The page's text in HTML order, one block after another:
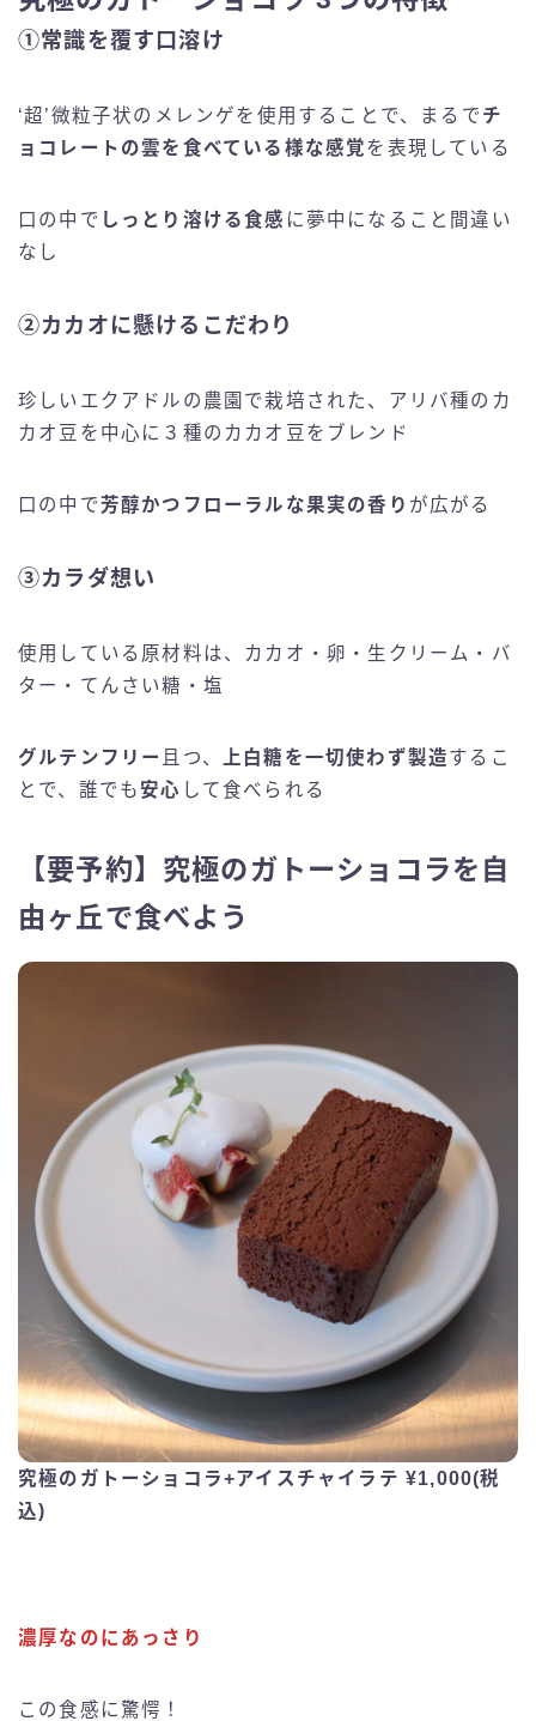
①常識を覆す口溶け
‘超’微粒子状のメレンゲを使用することで、まるで チ
ョコレートの雲を食べている様な感覚を表現している
口の中で しっとり溶ける食感 に夢中になること間違い
なし
②カカオに懸けるこだわり
珍しいエクアドルの農園で栽培された、アリバ種のカ
カオ豆を中心に３種のカカオ豆をブレンド
口の中で芳醇かつフローラルな果実の香り が広がる
③カラダ想い
使用している原材料は、カカオ・卵・生クリーム・バ
ター・てんさい糖・塩
グルテンフリー 且つ、 上白糖を一切使わず製造するこ
とで、誰でも安心 して食べられる
【要予約】究極のガトーショコラを自
由ヶ丘で食べよう
究極のガトーショコラ+アイスチャイラテ ¥1,000(税
込)
濃厚なのにあっさり
この食感に驚愕！